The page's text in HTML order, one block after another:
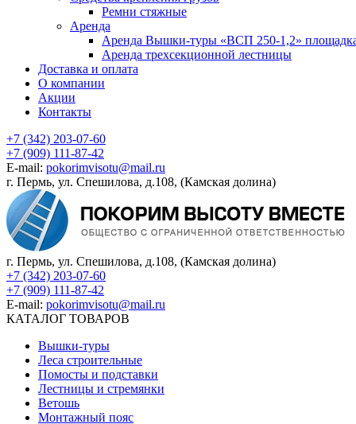
Ремни стяжные
Аренда
Аренда Вышки-туры «ВСП 250-1,2»
Аренда трехсекционной лестницы
Доставка и оплата
О компании
Акции
Контакты
+7 (342) 203-07-60
+7 (909) 111-87-42
E-mail: pokorimvisotu@mail.ru
г. Пермь, ул. Спешилова, д.108, (Камская долина)
г. Пермь, ул. Спешилова, д.108, (Камская долина)
+7 (342) 203-07-60
+7 (909) 111-87-42
E-mail: pokorimvisotu@mail.ru
КАТАЛОГ ТОВАРОВ
Вышки-туры
Леса строительные
Помосты и подставки
Лестницы и стремянки
Ветошь
Монтажный пояс